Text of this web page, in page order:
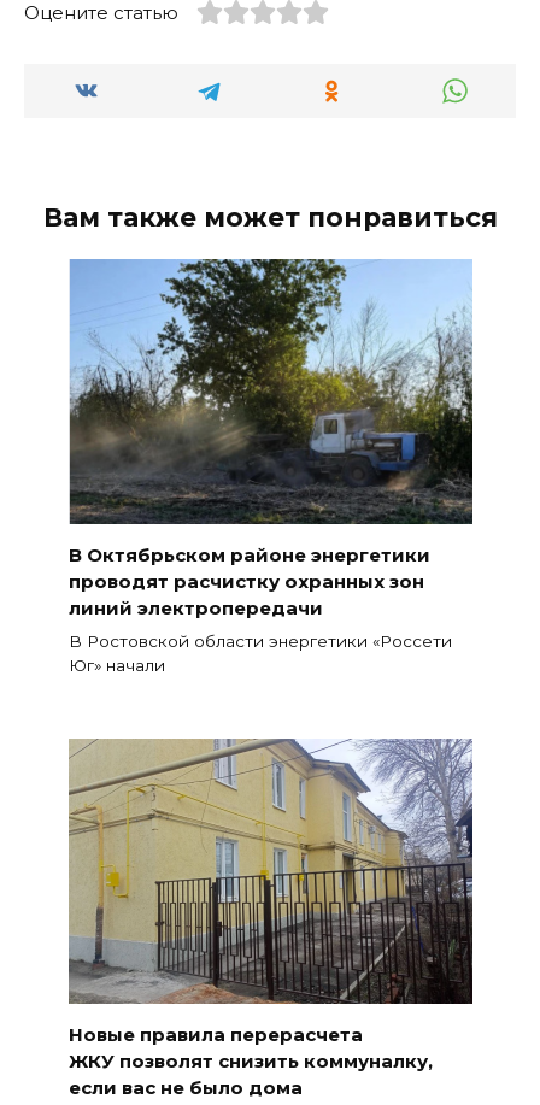
Оцените статью
Вам также может понравиться
В Октябрьском районе энергетики
проводят расчистку охранных зон
линий электропередачи
В Ростовской области энергетики «Россети
Юг» начали
Новые правила перерасчета
ЖКУ позволят снизить коммуналку,
если вас не было дома